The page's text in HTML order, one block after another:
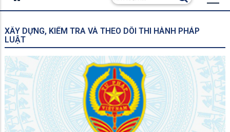
XÂY DỰNG, KIỂM TRA VÀ THEO DÕI THI HÀNH PHÁP
LUẬT